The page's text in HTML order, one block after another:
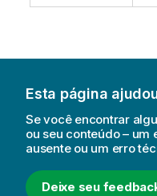
Esta página
Se você encontrar
ou seu conteúdo –
ausente ou um erro
Deixe seu